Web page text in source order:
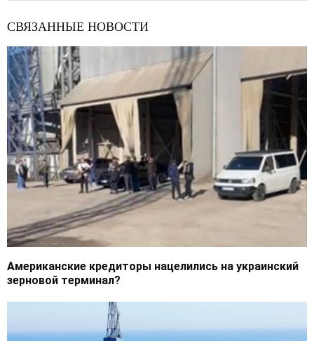
СВЯЗАННЫЕ НОВОСТИ
Американские кредиторы нацелились на украинский
зерновой терминал?